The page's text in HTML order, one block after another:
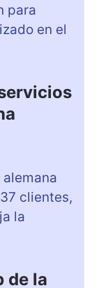
para
en el
clientes,
la
de la